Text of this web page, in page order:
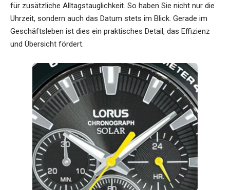
für zusätzliche Alltagstauglichkeit. So haben Sie nicht nur die
Uhrzeit, sondern auch das Datum stets im Blick. Gerade im
Geschäftsleben ist dies ein praktisches Detail, das Effizienz
und Übersicht fördert.